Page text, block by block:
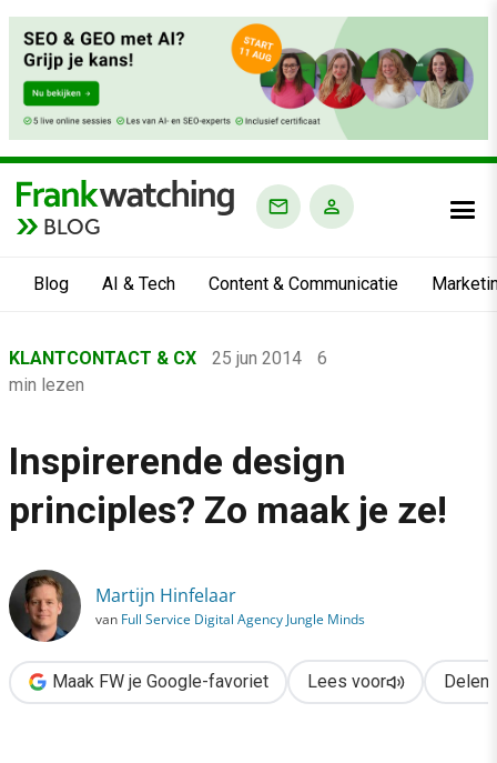
BLOG
Blog AI & Tech Content & Communicatie
›
Klantcontact & CX
›
KLANTCONTACT & CX 25 jun 2014
6
min lezen
Inspirerende design
principles? Zo maak je ze!
Martijn Hinfelaar
van Full Service Digital Agency Jungle Minds
Maak FW je Google-favoriet Lees voor Delen